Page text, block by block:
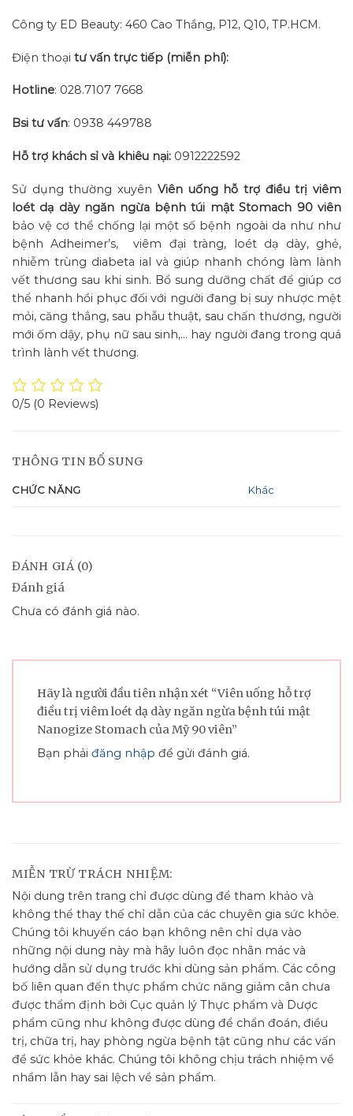
Công ty ED Beauty: 460 Cao Thắng, P12, Q10, TP.HCM.
Điện thoại tư vấn trực tiếp (miễn phí):
Hotline: 028.7107 7668
Bsi tư vấn: 0938 449788
Hỗ trợ khách sỉ và khiêu nại: 0912222592
Sử dụng thường xuyên Viên uống hỗ trợ điều trị viêm
loét dạ dày ngăn ngừa bệnh túi mật Stomach 90 viên
bảo vệ cơ thể chống lại một số bệnh ngoài da như như
bệnh Adheimer’s, viêm đại tràng, loét dạ dày, ghẻ,
nhiễm trùng diabeta ial và giúp nhanh chóng làm lành
vết thương sau khi sinh. Bổ sung dưỡng chất để giúp cơ
thể nhanh hồi phục đối với người đang bị suy nhược mệt
mỏi, căng thẳng, sau phẫu thuật, sau chấn thương, người
mới ốm dậy, phụ nữ sau sinh,… hay người đang trong quá
trình lành vết thương.
0/5 (0 Reviews)
THÔNG TIN BỔ SUNG
CHỨC NĂNG Khác
ĐÁNH GIÁ (0)
Đánh giá
Chưa có đánh giá nào.
Hãy là người đầu tiên nhận xét “Viên uống hỗ trợ
điều trị viêm loét dạ dày ngăn ngừa bệnh túi mật
Nanogize Stomach của Mỹ 90 viên”
Bạn phải đăng nhập để gửi đánh giá.
MIỄN TRỪ TRÁCH NHIỆM:
Nội dung trên trang chỉ được dùng để tham khảo và
không thể thay thế chỉ dẫn của các chuyên gia sức khỏe.
Chúng tôi khuyến cáo bạn không nên chỉ dựa vào
những nội dung này mà hãy luôn đọc nhãn mác và
hướng dẫn sử dụng trước khi dùng sản phẩm. Các công
bố liên quan đến thực phẩm chức năng giảm cân chưa
được thẩm định bởi Cục quản lý Thực phẩm và Dược
phẩm cũng như không được dùng để chẩn đoán, điều
trị, chữa trị, hay phòng ngừa bệnh tật cũng như các vấn
đề sức khỏe khác. Chúng tôi không chịu trách nhiệm về
nhầm lẫn hay sai lệch về sản phẩm.